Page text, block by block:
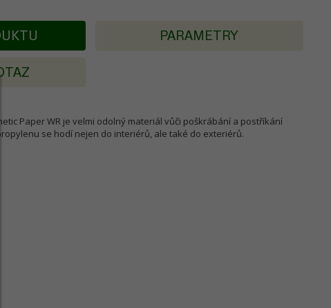
PARAMETRY
Paper WR je velmi odolný materiál vůči poškrábání a postříkání
se hodí nejen do interiérů, ale také do exteriérů.